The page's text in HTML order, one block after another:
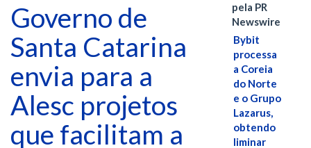
Governo de
Santa Catarina
envia para a
Alesc projetos
que facilitam a
pela PR
Newswire
Bybit
processa
a Coreia
do Norte
e o Grupo
Lazarus,
obtendo
liminar